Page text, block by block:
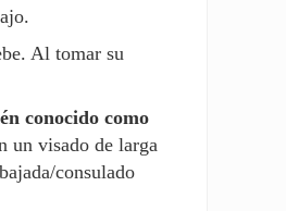
Al tomar su
conocido como
un visado de larga
consulado